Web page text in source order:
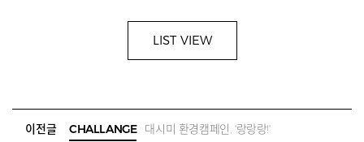
LIST VIEW
이전글 CHALLANGE 대시미 환경캠페인, '랑랑랑!'